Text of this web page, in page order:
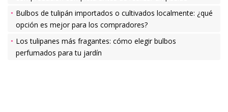
Bulbos de tulipán importados o cultivados localmente: ¿qué
opción es mejor para los compradores?
Los tulipanes más fragantes: cómo elegir bulbos
perfumados para tu jardín